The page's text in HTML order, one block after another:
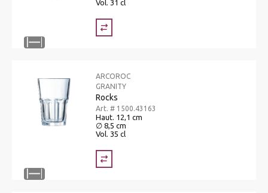
Vol. 31 cl
ARCOROC
GRANITY
Rocks
Art. # 1500.43163
Haut. 12,1 cm
∅ 8,5 cm
Vol. 35 cl